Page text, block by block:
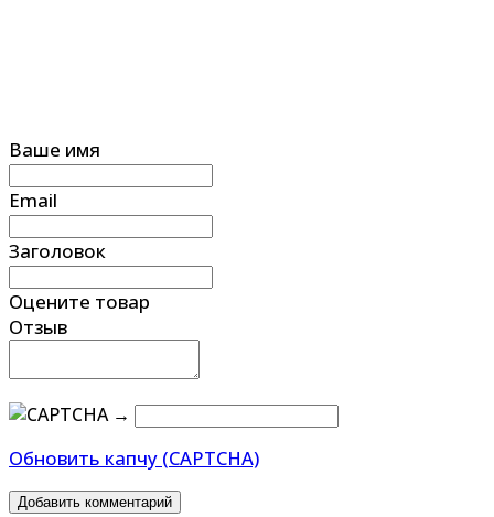
Ваше имя
Email
Заголовок
Оцените товар
Отзыв
→
Обновить капчу (CAPTCHA)
Добавить комментарий